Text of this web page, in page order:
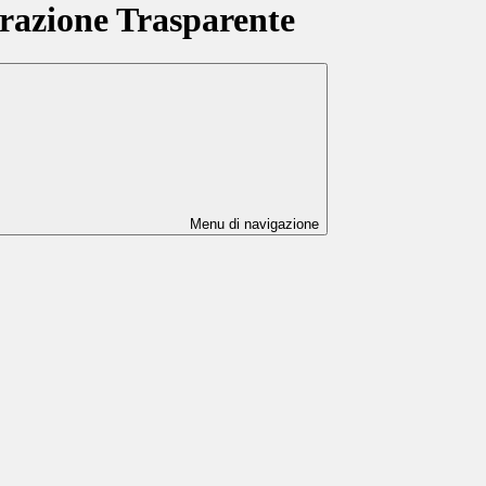
Trasparente
Menu di navigazione